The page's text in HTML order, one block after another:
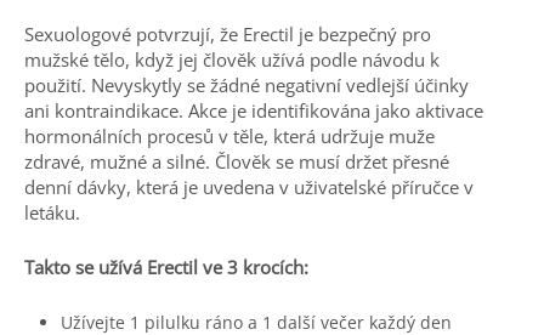
Sexuologové potvrzují, že Erectil je bezpečný pro
mužské tělo, když jej člověk užívá podle návodu k
použití. Nevyskytly se žádné negativní vedlejší účinky
ani kontraindikace. Akce je identifikována jako aktivace
hormonálních procesů v těle, která udržuje muže
zdravé, mužné a silné. Člověk se musí držet přesné
denní dávky, která je uvedena v uživatelské příručce v
letáku.
Takto se užívá Erectil ve 3 krocích:
Užívejte 1 pilulku ráno a 1 další večer každý den